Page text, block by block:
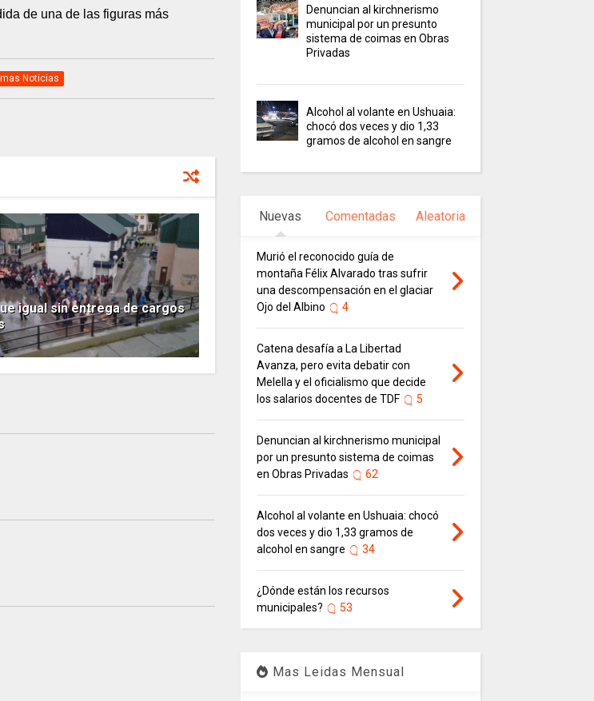
de una de las figuras más
Noticias
igual sin entrega de cargos
Denuncian al kirchnerismo
municipal por un presunto
sistema de coimas en Obras
Privadas
Alcohol al volante en Ushuaia:
chocó dos veces y dio 1,33
gramos de alcohol en sangre
Nuevas Comentadas Aleatoria
Murió el reconocido guía de
montaña Félix Alvarado tras sufrir
una descompensación en el glaciar
Ojo del Albino
4
Catena desafía a La Libertad
Avanza, pero evita debatir con
Melella y el oficialismo que decide
los salarios docentes de TDF
5
Denuncian al kirchnerismo municipal
por un presunto sistema de coimas
en Obras Privadas
62
Alcohol al volante en Ushuaia: chocó
dos veces y dio 1,33 gramos de
alcohol en sangre
34
¿Dónde están los recursos
municipales?
53
Mas Leidas Mensual